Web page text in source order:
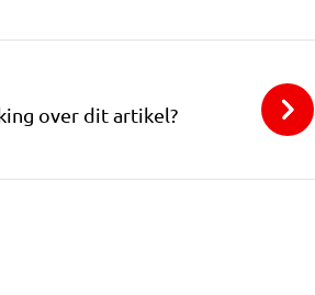
over dit artikel?